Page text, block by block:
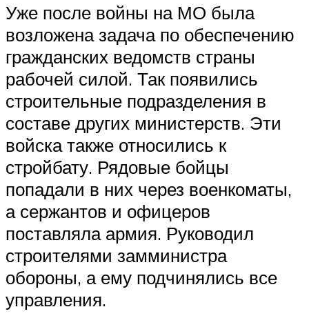
Уже после войны на МО была
возложена задача по обеспечению
гражданских ведомств страны
рабочей силой. Так появились
строительные подразделения в
составе других министерств. Эти
войска также относились к
стройбату. Рядовые бойцы
попадали в них через военкоматы,
а сержантов и офицеров
поставляла армия. Руководил
строителями замминистра
обороны, а ему подчинялись все
управления.